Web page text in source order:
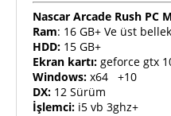
Nascar Arcade Rush PC
Ram: 16 GB+ Ve üst bellek
HDD: 15 GB+
Ekran kartı: geforce gtx
Windows: x64 +10
DX: 12 Sürüm
İşlemci: i5 vb 3ghz+